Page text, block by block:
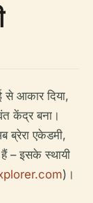
से आकार दिया,
केंद्र बना।
ब्रेरा एकेडमी,
– इसके स्थायी
)।